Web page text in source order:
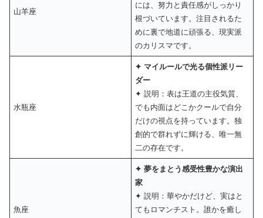
山羊座
には、努力と責任感がしっかり
根づいています。注目されるた
めに裏で地道に頑張る、現実派
のカリスマです。
水瓶座
✦ マイルールで光る個性派リー
ダー
✦ 説明：表は王道の主役気質、
でも内面はどこかクールで自分
だけの視点を持っています。独
創的で群れずに輝ける、唯一無
二の存在です。
魚座
✦ 夢をまとう感受性豊かな演出
家
✦ 説明：華やかだけど、実はと
てもロマンチスト。誰かを癒し